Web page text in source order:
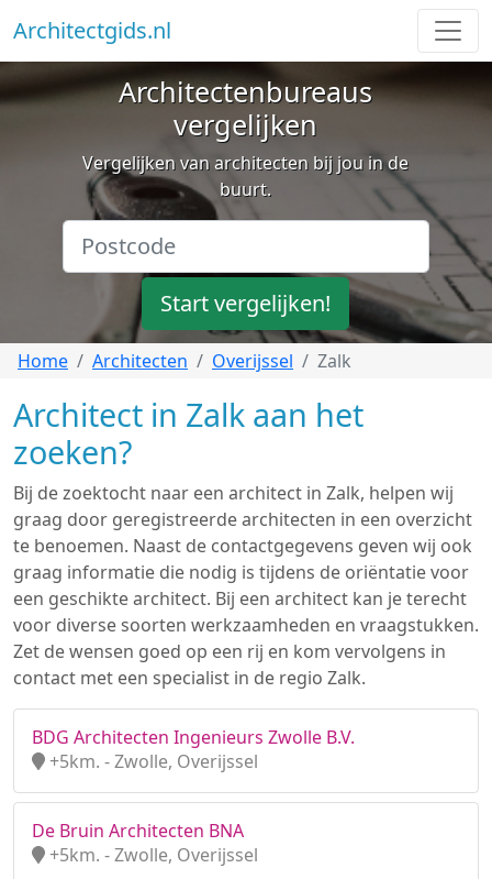
Architectgids.nl
Architectenbureaus
vergelijken
Vergelijken van architecten bij jou in de
buurt.
Start vergelijken!
Home Architecten Overijssel Zalk
Architect in Zalk aan het
zoeken?
Bij de zoektocht naar een architect in Zalk, helpen wij
graag door geregistreerde architecten in een overzicht
te benoemen. Naast de contactgegevens geven wij ook
graag informatie die nodig is tijdens de oriëntatie voor
een geschikte architect. Bij een architect kan je terecht
voor diverse soorten werkzaamheden en vraagstukken.
Zet de wensen goed op een rij en kom vervolgens in
contact met een specialist in de regio Zalk.
BDG Architecten Ingenieurs Zwolle B.V.
+5km. - Zwolle, Overijssel
De Bruin Architecten BNA
+5km. - Zwolle, Overijssel